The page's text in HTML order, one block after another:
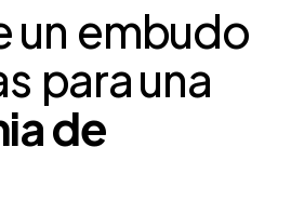
un embudo
para una
de